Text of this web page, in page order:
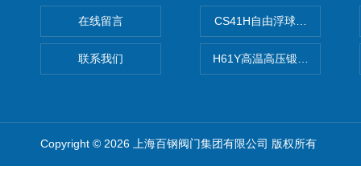
在线留言
联系我们
CS41H自由浮球式蒸汽疏水
H61Y高温高压锻钢止回阀
Copyright © 2026 上海百钢阀门集团有限公司 版权所有